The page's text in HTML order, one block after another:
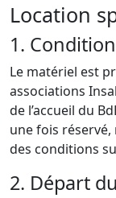
Location
1.
Le matériel est
associations
de l’accueil du
une fois
des conditions
2. Départ